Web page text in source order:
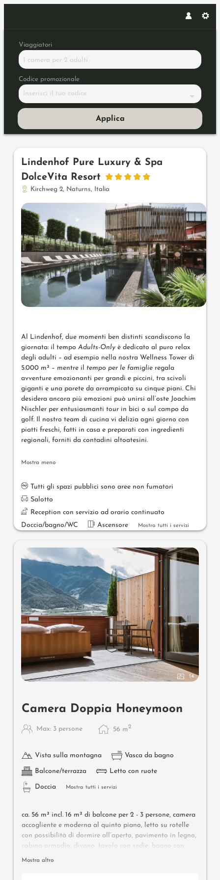
Viaggiatori
1 camera per 2 adulti
Codice promozionale
Inserisci il tuo codice
Applica
Offerte disponibili in "Camera
Lindenhof Pure Luxury & Spa
DolceVita Resort
Kirchweg 2, Naturns, Italia
Al Lindenhof, due momenti ben distinti scandiscono la
giornata: il tempo Adults-Only è dedicato al puro relax
degli adulti – ad esempio nella nostra Wellness Tower di
5.000 m² – mentre il tempo per le famiglie regala
avventure emozionanti per grandi e piccini, tra scivoli
giganti e una parete da arrampicata su cinque piani. Chi
desidera ancora più emozioni può unirsi all’oste Joachim
Nischler per entusiasmanti tour in bici o sul campo da
golf. Il nostro team di cucina vi delizia ogni giorno con
piatti freschi, fatti in casa e preparati con ingredienti
regionali, forniti da contadini altoatesini.
Mostra meno
Tutti gli spazi pubblici sono aree non fumatori
Salotto
Reception con servizio ad orario continuato
Doccia/bagno/WC
Ascensore Mostra tutti i servizi
14
Camera Doppia Honeymoon
Max: 3 persone 56 m2
Vista sulla montagna Vasca da bagno
Balcone/terrazza Letto con ruote
Doccia Mostra tutti i servizi
ca. 56 m² incl. 16 m² di balcone per 2 - 3 persone, camera
accogliente e moderna al quinto piano, letto su rotelle
con possibilità di dormire all’aperto, pavimento in legno,
cabina armadio, divano, tavolo con sedie, bagno con
vasca, doccia, WC, bidet, TV a schermo piatto, Wi-Fi
Mostra altro